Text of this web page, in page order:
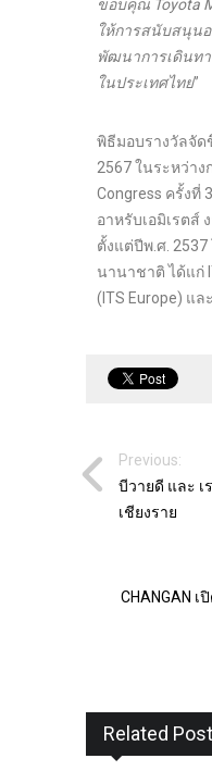
ขอบคุณ Toyota
ให้การสนับสนุน
พัฒนาการเดินท
ในประเทศไทย”
พิธีมอบรางวัลจัด
2567 ในระหว่าง
Congress ครั้งที่
อาหรับเอมิเรตส์
ตั้งแต่ปีพ.ศ.
นานาชาติ ได้แก่
(ITS Europe) แล
Previous:
บีวายดี และ
เชียงราย
CHANGAN
Related